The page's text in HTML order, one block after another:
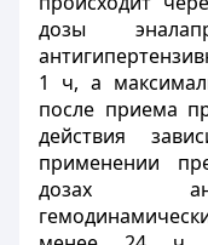
дозы
1 ч, а
после приема
действия
применении
дозах